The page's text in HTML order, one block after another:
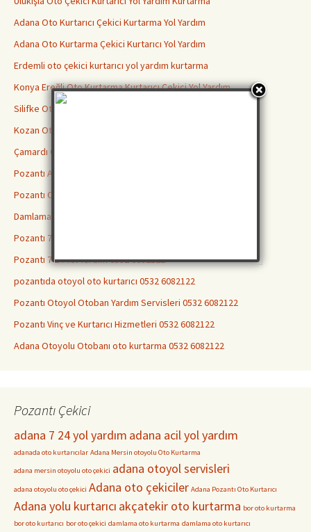
Adana Oto Kurtarıcı Çekici Kurtarma Yol Yardım
Adana Oto Kurtarma Çekici Kurtarıcı Yol Yardım
Erdemli oto çekici kurtarıcı yol yardım kurtarma
Konya Ereğli Oto Kurtarma Kurtarıcı Çekici Yol Yardım
Silifke Oto Kurtarıcı Çekici Kurtarma Yol Yardım
Kozan Oto Çekici Kurtarıcı Kurtarma Yol Yardım
Çamardı Oto Kurtarma Çekici Kurtarıcı Yol Yardım
Pozantı Araç Çekici 0532 6082122 Kurtarıcı Yol Yardım
Pozantı Oto Kurtarma 0532 6082122
Damlama Oto Kurtarıcı 0532 6082122
Pozantı 7/24 Acil Yol Yardımı 0532 6082122
Pozantı 7 24 Yol Yardım 0532 6082122
pozantıda otoyol oto kurtarıcı 0532 6082122
Pozantı Otoyol Otoban Yardım Servisleri 0532 6082122
Pozantı Vinç ve Kurtarıcı Hizmetleri 0532 6082122
Adana Otoyolu Otobanı oto kurtarma 0532 6082122
Pozantı Çekici
adana 7 24 yol yardım adana acil yol yardım
adanada oto kurtarıcılar Adana Mersin otoyolu Oto Kurtarma
adana mersin otoyolu oto çekici adana otoyol servisleri
adana otoyolu oto çekici Adana oto çekiciler Adana Pozantı Oto Kurtarıcı
Adana yolu kurtarıcı akçatekir oto kurtarma bor oto kurtarma
bor oto kurtarıcı bor oto çekici damlama oto kurtarma damlama oto kurtarıcı